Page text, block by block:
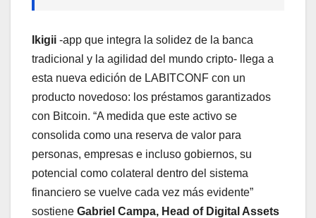
Ikigii -app que integra la solidez de la banca
tradicional y la agilidad del mundo cripto- llega a
esta nueva edición de LABITCONF con un
producto novedoso: los préstamos garantizados
con Bitcoin. “A medida que este activo se
consolida como una reserva de valor para
personas, empresas e incluso gobiernos, su
potencial como colateral dentro del sistema
financiero se vuelve cada vez más evidente”
sostiene Gabriel Campa, Head of Digital Assets